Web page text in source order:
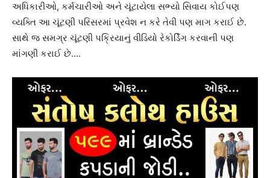
અધિકારીઓ, કર્મચારીઓ અને ચૂંટાયેલા સભ્યો સિવાય કોઈપણ
વ્યક્તિ આ ચૂંટણી પરિસરમાં પ્રવેશ ન કરે તેવી પણ માગ કરાઈ છે.
સાથે જ સમગ્ર ચૂંટણી પક્રિયાનું વીડિયો રેકોર્ડિંગ કરવાની પણ
માંગણી કરાઈ છે….